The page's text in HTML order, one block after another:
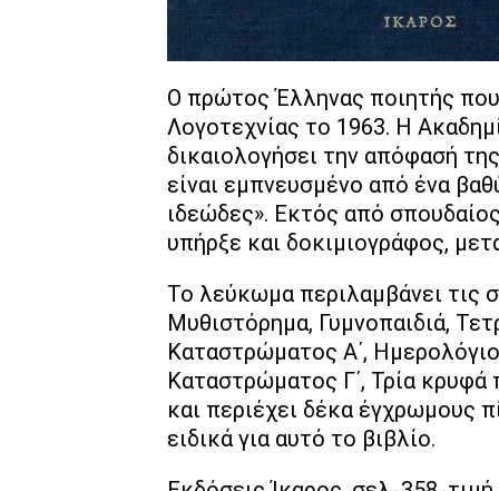
Ο πρώτος Έλληνας ποιητής
Λογοτεχνίας το 1963. Η
δικαιολογήσει την απόφασή
είναι εμπνευσμένο από ένα
ιδεώδες». Εκτός από
υπήρξε και δοκιμιογράφος,
Το λεύκωμα περιλαμβάνει τις
Μυθιστόρημα, Γυμνοπαιδιά,
Καταστρώματος Α΄,
Καταστρώματος Γ΄, Τρία κρυφά
και περιέχει δέκα έγχρωμους
ειδικά για αυτό το βιβλίο.